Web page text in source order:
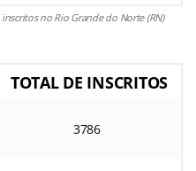
no Rio Grande do Norte (RN)
TOTAL DE INSCRITOS
3786